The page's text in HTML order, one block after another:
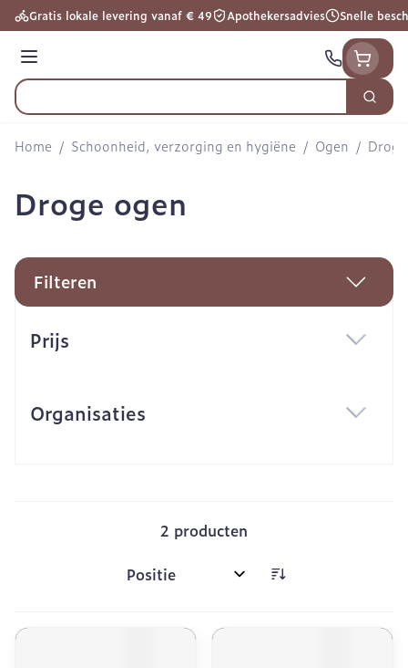
Ga naar de inhoud
Gratis lokale levering vanaf € 49 Apothekersadvies Snelle
Menu
Product, merk, categorie...
Zoek
Home / Schoonheid, verzorging en hygiëne / Ogen /
Droge ogen
Filteren
Prijs
Organisaties
2 producten
Sorteer op: